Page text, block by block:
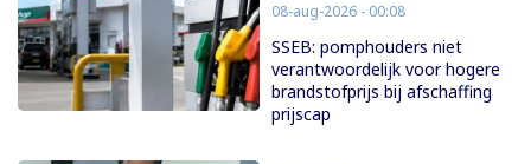
08-aug-2026 - 00:08
SSEB: pomphouders niet
verantwoordelijk voor hogere
brandstofprijs bij afschaffing
prijscap